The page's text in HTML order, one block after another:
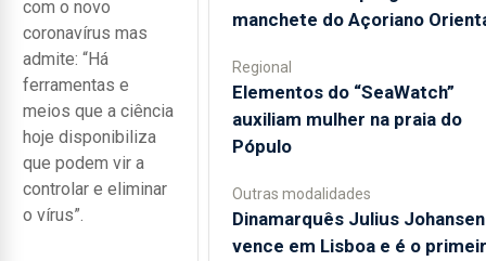
com o novo
coronavírus mas
admite: “Há
ferramentas e
meios que a ciência
hoje disponibiliza
que podem vir a
controlar e eliminar
o vírus”.
manchete do Açoriano
Regional
​Elementos do “SeaWatch”
auxiliam mulher na praia do
Pópulo
Outras modalidades
Dinamarquês Julius Johansen
vence em Lisboa e é o